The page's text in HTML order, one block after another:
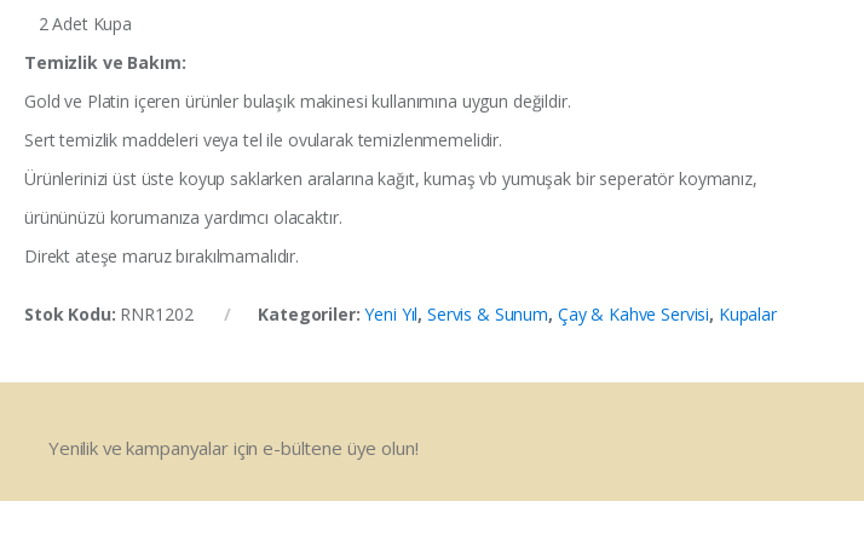
2 Adet Kupa
Temizlik ve Bakım:
Gold ve Platin içeren ürünler bulaşık makinesi kullanımına uygun değildir.
Sert temizlik maddeleri veya tel ile ovularak temizlenmemelidir.
Ürünlerinizi üst üste koyup saklarken aralarına kağıt, kumaş vb yumuşak bir seperatör koymanız,
ürününüzü korumanıza yardımcı olacaktır.
Direkt ateşe maruz bırakılmamalıdır.
Stok Kodu: RNR1202 Kategoriler:Yeni Yıl,Servis & Sunum, Çay & Kahve Servisi, Kupalar
Yenilik ve kampanyalar için e-bültene üye olun!